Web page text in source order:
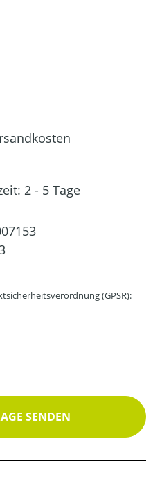
2 - 5 Tage
(GPSR):
SENDEN